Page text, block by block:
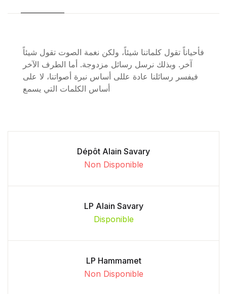
فأحياناً تقول كلماتنا شيئاً، ولكن نغمة الصوت تقول شيئاً
آخر. وبذلك نرسل رسائل مزدوجة. أما الطرف الآخر
فيفسر رسائلنا عادة عللى أساس نبرة أصواتنا، لا على
أساس الكلمات التي يسمع
Dépôt Alain Savary
Non Disponible
LP Alain Savary
Disponible
LP Hammamet
Non Disponible